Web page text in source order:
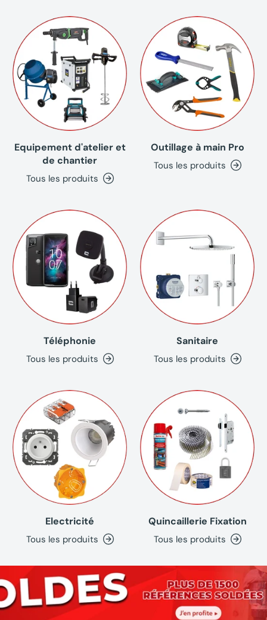
Equipement d'atelier et
de chantier
Tous les produits
Outillage à main Pro
Tous les produits
Téléphonie
Tous les produits
Sanitaire
Tous les produits
Electricité
Tous les produits
Quincaillerie Fixation
Tous les produits